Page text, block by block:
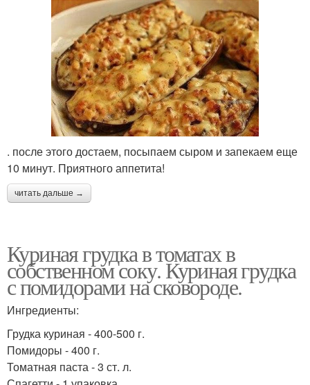
. после этого достаем, посыпаем сыром и запекаем еще
10 минут. Приятного аппетита!
читать дальше →
Куриная грудка в томатах в
собственном соку. Куриная грудка
с помидорами на сковороде.
Ингредиенты:
Грудка куриная - 400-500 г.
Помидоры - 400 г.
Томатная паста - 3 ст. л.